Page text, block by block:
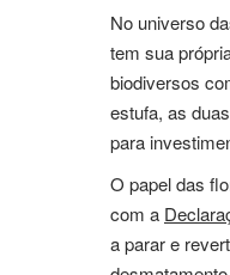
No universo
tem sua
biodiversos
estufa, as
para
O papel das
com a
a parar e